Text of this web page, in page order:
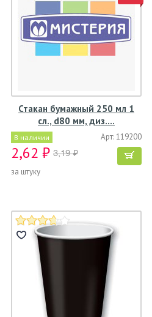
Стакан бумажный 250 мл 1
сл., d80 мм, диз.…
В наличии Арт: 119200
2,62 ₽ 3,19 ₽
за штуку